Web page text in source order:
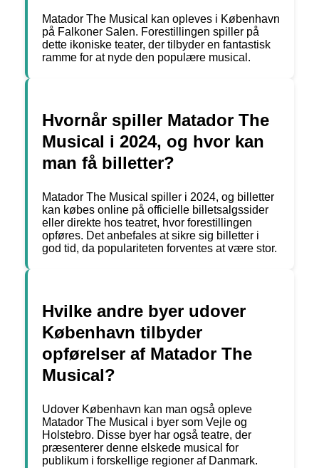
Matador The Musical kan opleves i København
på Falkoner Salen. Forestillingen spiller på
dette ikoniske teater, der tilbyder en fantastisk
ramme for at nyde den populære musical.
Hvornår spiller Matador The
Musical i 2024, og hvor kan
man få billetter?
Matador The Musical spiller i 2024, og billetter
kan købes online på officielle billetsalgssider
eller direkte hos teatret, hvor forestillingen
opføres. Det anbefales at sikre sig billetter i
god tid, da populariteten forventes at være stor.
Hvilke andre byer udover
København tilbyder
opførelser af Matador The
Musical?
Udover København kan man også opleve
Matador The Musical i byer som Vejle og
Holstebro. Disse byer har også teatre, der
præsenterer denne elskede musical for
publikum i forskellige regioner af Danmark.